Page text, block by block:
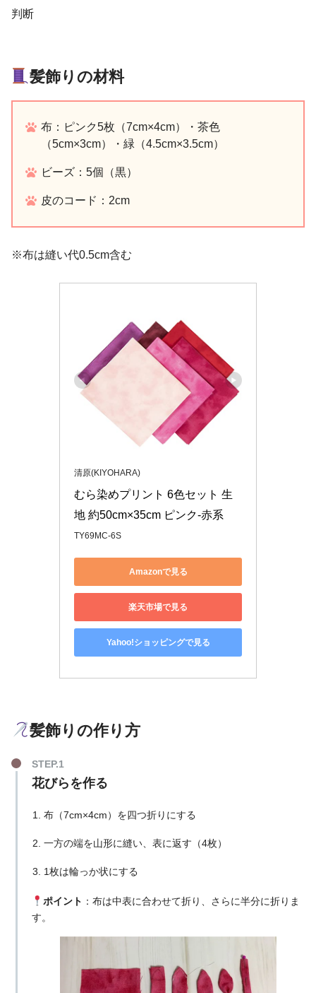
判断
髪飾りの材料
布：ピンク5枚（7cm×4cm）・茶色
（5cm×3cm）・緑（4.5cm×3.5cm）
ビーズ：5個（黒）
皮のコード：2cm
※布は縫い代0.5cm含む
清原(KIYOHARA)
むら染めプリント 6色セット 生
地 約50cm×35cm ピンク-赤系
TY69MC-6S
Amazonで見る
楽天市場で見る
Yahoo!ショッピングで見る
髪飾りの作り方
花びらを作る
布（7cm×4cm）を四つ折りにする
一方の端を山形に縫い、表に返す（4枚）
1枚は輪っか状にする
ポイント ：布は中表に合わせて折り、さらに半分に折りま
す。